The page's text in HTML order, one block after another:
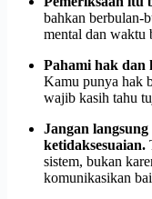
bahkan berbulan-
mental dan waktu
Pahami hak dan
Kamu punya hak
wajib kasih tahu
Jangan
ketidaksesuaian.
sistem, bukan
komunikasikan